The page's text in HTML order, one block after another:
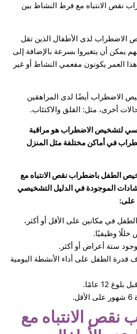
نقص الانتباه مع فرط النشاط بين
لدى الأطفال الذين تقل
لأنهم يمكن أن يتغيروا بسرعة بالإضافة إلى
العمر يكونون مفعمي النشاط أو غير
الاضطراب أيضًا لدى المراهقين
أخرى، مثل: القلق والاكتئاب.
لتشخيص الاضطراب هو مراقبة
في أماكن مختلفة مثل المنزل
الطفل باضطراب نقص الانتباه مع
الموجودة في الدليل التشخيصي
في مكانين على الأقل أو أكثر،
وظيفيًا.
ستة أعراض أو أكثر.
الطفل على أداء الأنشطة اليومية
12 عامًا.
نقص الانتباه مع